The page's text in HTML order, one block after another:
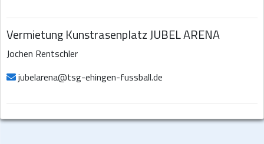
Vermietung Kunstrasenplatz JUBEL ARENA
Jochen Rentschler
jubelarena@tsg-ehingen-fussball.de